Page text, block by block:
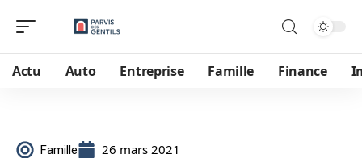
Actu Auto Entreprise Famille Finance
Famille 26 mars 2021